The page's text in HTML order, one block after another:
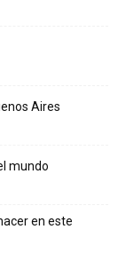
Aires
mundo
en este